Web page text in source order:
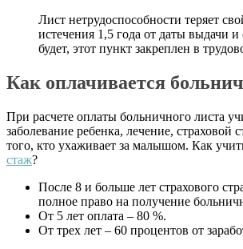
Лист нетрудоспособности теряет
истечения 1,5 года от даты выдачи и
будет, этот пункт закреплен в
Как оплачивается
При расчете оплаты больничного листа
заболевание ребенка, лечение, страховой
того, кто ухаживает за малышом. Как
стаж?
После 8 и больше лет страхового
полное право на получение
От 5 лет оплата – 80 %.
От трех лет – 60 процентов от